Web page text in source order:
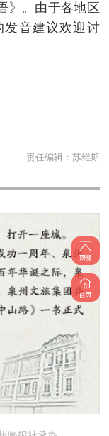
》。由于各地区
发音建议欢迎讨
责任编辑： 苏维斯